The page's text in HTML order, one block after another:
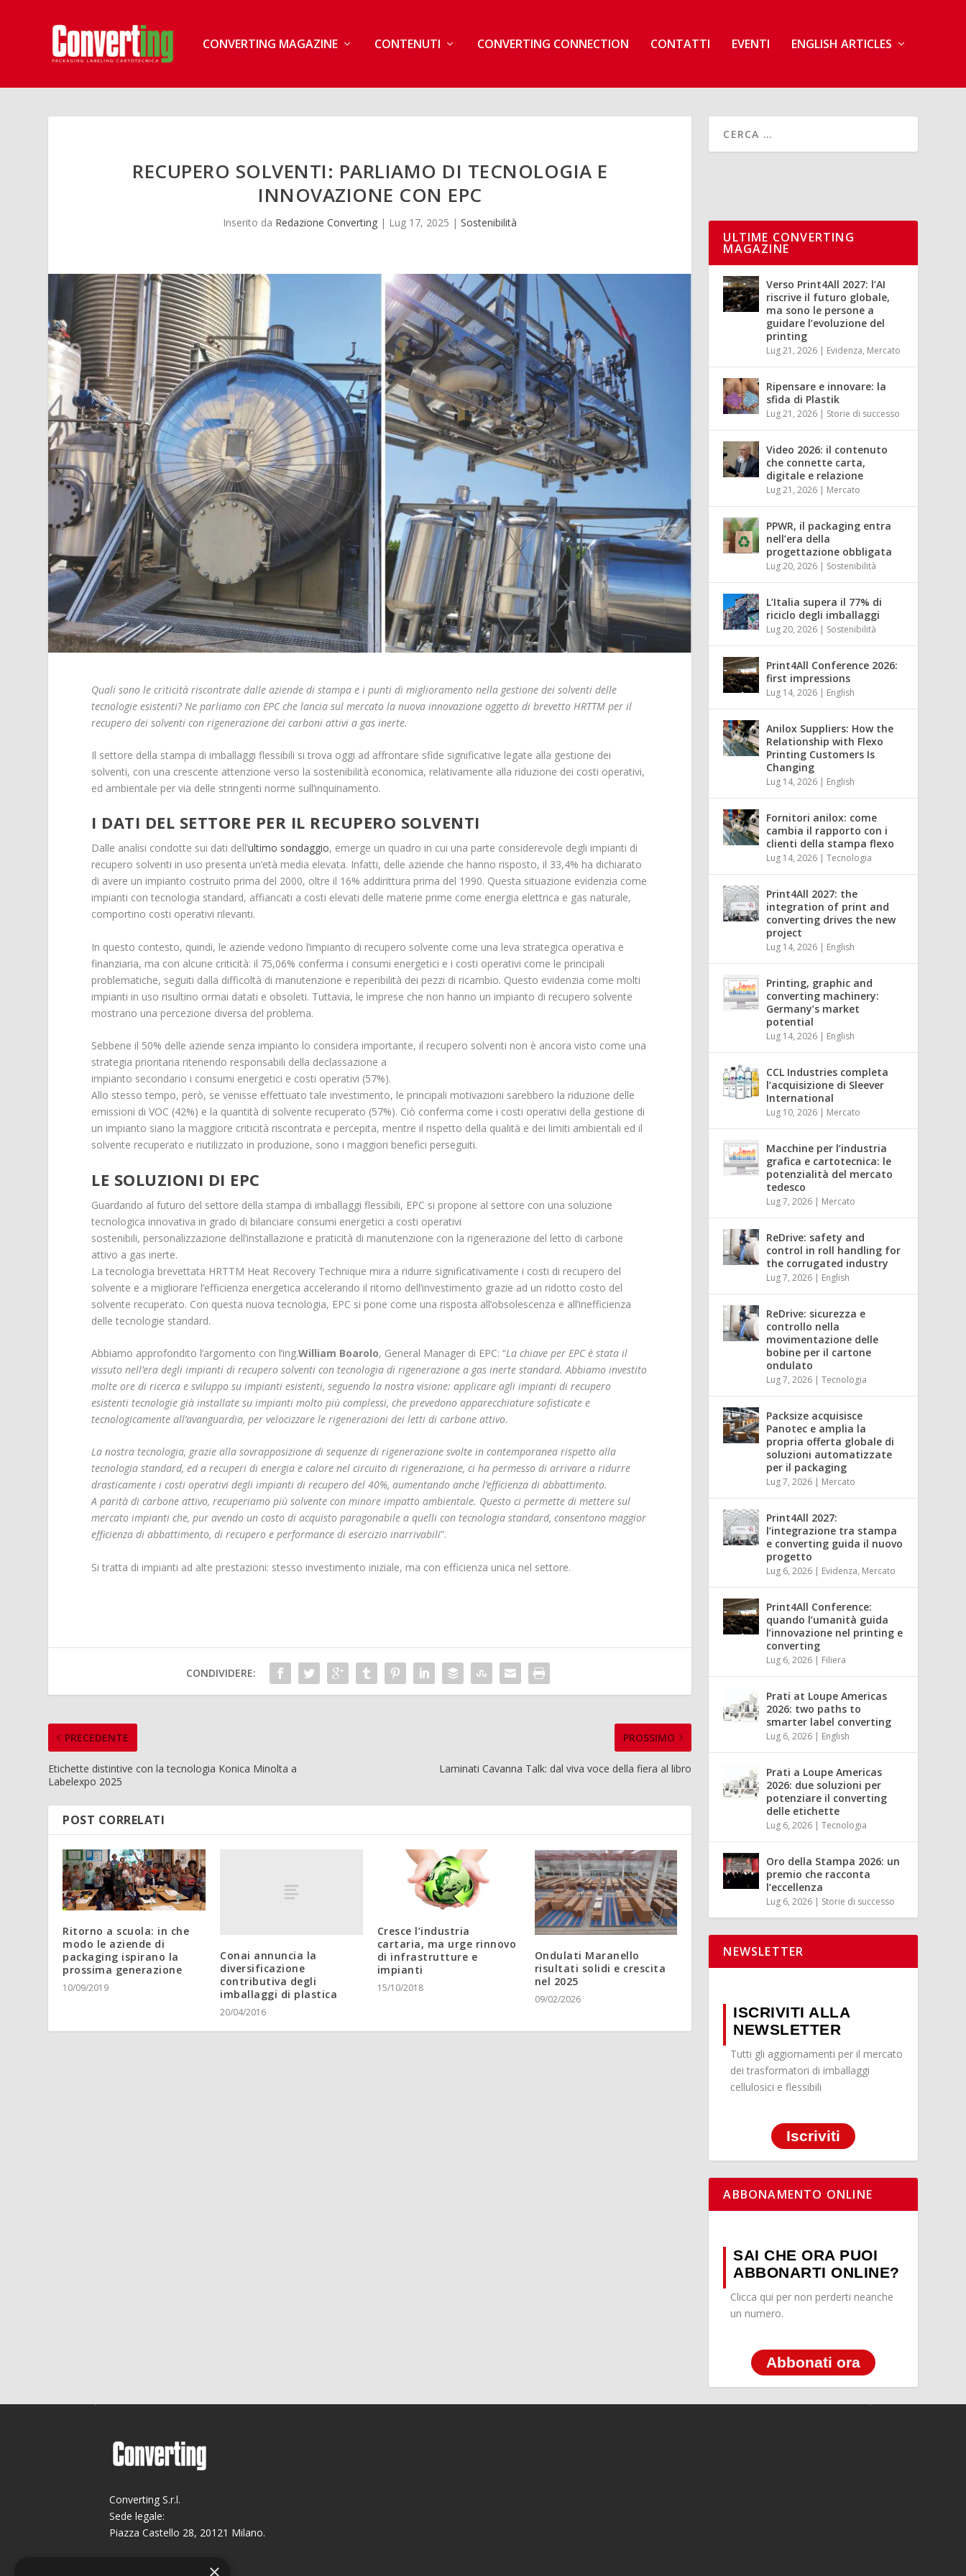
CONVERTING MAGAZINE CONTENUTI CONVERTING CONNECTION CONTATTI EVENTI ENGLISH ARTICLES
RECUPERO SOLVENTI: PARLIAMO DI TECNOLOGIA E
INNOVAZIONE CON EPC
Inserito da Redazione Converting | Lug 17, 2025 |Sostenibilità
Quali sono le criticità riscontrate dalle aziende di stampa e i punti di miglioramentonella gestione dei solventi delle
tecnologie esistenti? Ne parliamo con EPC che lanciasul mercato la nuova innovazione oggetto di brevetto HRTTM per il
recupero deisolventi con rigenerazione dei carboni attivi a gas inerte.
Il settore della stampa di imballaggi flessibili si trova oggi ad affrontare sfide significative legate alla gestione dei
solventi, con una crescente attenzione verso la sostenibilità economica, relativamente alla riduzione dei costi operativi,
ed ambientale per via delle stringenti norme sull’inquinamento.
I DATI DEL SETTORE PER IL RECUPERO SOLVENTI
Dalle analisi condotte sui dati dell’ultimo sondaggio, emerge un quadro in cui una parte considerevole degli impianti di
recupero solventi in uso presenta un’età media elevata. Infatti, delle aziende che hanno risposto, il 33,4% ha dichiarato
di avere un impianto costruito prima del 2000, oltre il 16% addirittura prima del 1990. Questa situazione evidenzia come
impianti con tecnologia standard, affiancati a costi elevati delle materie prime come energia elettrica e gas naturale,
comportino costi operativi rilevanti.
In questo contesto, quindi, le aziende vedono l’impianto di recupero solvente come una leva strategica operativa e
finanziaria, ma con alcune criticità: il 75,06% conferma i consumi energetici e i costi operativi come le principali
problematiche, seguiti dalla difficoltà di manutenzione e reperibilità dei pezzi di ricambio. Questo evidenzia come molti
impianti in uso risultino ormai datati e obsoleti. Tuttavia, le imprese che non hanno un impianto di recupero solvente
mostrano una percezione diversa del problema.
Sebbene il 50% delle aziende senza impianto lo considera importante, il recupero solventi non è ancora visto come una
strategia prioritaria ritenendo responsabili della declassazione a
impianto secondario i consumi energetici e costi operativi (57%).
Allo stesso tempo, però, se venisse effettuato tale investimento, le principali motivazioni sarebbero la riduzione delle
emissioni di VOC (42%) e la quantità di solvente recuperato (57%). Ciò conferma come i costi operativi della gestione di
un impianto siano la maggiore criticità riscontrata e percepita, mentre il rispetto della qualità e dei limiti ambientali ed il
solvente recuperato e riutilizzato in produzione, sono i maggiori benefici perseguiti.
LE SOLUZIONI DI EPC
Guardando al futuro del settore della stampa di imballaggi flessibili, EPC si propone al settore con una soluzione
tecnologica innovativa in grado di bilanciare consumi energetici a costi operativi
sostenibili, personalizzazione dell’installazione e praticità di manutenzione con la rigenerazione del letto di carbone
attivo a gas inerte.
La tecnologia brevettata HRTTM Heat Recovery Technique mira a ridurre significativamente i costi di recupero del
solvente e a migliorare l’efficienza energetica accelerando il ritorno dell’investimento grazie ad un ridotto costo del
solvente recuperato. Con questa nuova tecnologia, EPC si pone come una risposta all’obsolescenza e all’inefficienza
delle tecnologie standard.
Abbiamo approfondito l’argomento con l’ing.William Boarolo, General Manager di EPC: “La chiave per EPC è stata il
vissuto nell’era degli impianti di recupero solventi con tecnologia di rigenerazione a gas inerte standard. Abbiamo investito
molte ore di ricerca e sviluppo su impianti esistenti, seguendo la nostra visione: applicare agli impianti di recupero
esistenti tecnologie già installate su impianti molto più complessi, che prevedono apparecchiature sofisticate e
tecnologicamente all’avanguardia, per velocizzare le rigenerazioni dei letti di carbone attivo.
La nostra tecnologia, grazie alla sovrapposizione di sequenze di rigenerazione svolte in contemporanea rispetto alla
tecnologia standard, ed a recuperi di energia e calore nel circuito di rigenerazione, ci ha permesso di arrivare a ridurre
drasticamente i costi operativi degli impianti di recupero del 40%, aumentando anche l’efficienza di abbattimento.
A parità di carbone attivo, recuperiamo più solvente con minore impatto ambientale. Questo ci permette di mettere sul
mercato impianti che, pur avendo un costo di acquisto paragonabile a quelli con tecnologia standard, consentono maggior
efficienza di abbattimento, di recupero e performance di esercizio inarrivabili”.
Si tratta di impianti ad alte prestazioni: stesso investimento iniziale, ma con efficienza unica nel settore.
CONDIVIDERE:
PRECEDENTE
Etichette distintive con la tecnologia Konica Minolta a
Labelexpo 2025
PROSSIMO
Laminati Cavanna Talk: dal viva voce della fiera al libro
POST CORRELATI
Ritorno a scuola: in che
modo le aziende di
packaging ispirano la
prossima generazione
10/09/2019
Conai annuncia la
diversificazione
contributiva degli
imballaggi di plastica
20/04/2016
Cresce l’industria
cartaria, ma urge rinnovo
di infrastrutture e
impianti
15/10/2018
Ondulati Maranello
risultati solidi e crescita
nel 2025
09/02/2026
ULTIME CONVERTING
MAGAZINE
Verso Print4All 2027: l’AI
riscrive il futuro globale,
ma sono le persone a
guidare l’evoluzione del
printing
Lug 21, 2026 | Evidenza, Mercato
Ripensare e innovare: la
sfida di Plastik
Lug 21, 2026 | Storie di successo
Video 2026: il contenuto
che connette carta,
digitale e relazione
Lug 21, 2026 | Mercato
PPWR, il packaging entra
nell’era della
progettazione obbligata
Lug 20, 2026 | Sostenibilità
L’Italia supera il 77% di
riciclo degli imballaggi
Lug 20, 2026 | Sostenibilità
Print4All Conference 2026:
first impressions
Lug 14, 2026 | English
Anilox Suppliers: How the
Relationship with Flexo
Printing Customers Is
Changing
Lug 14, 2026 | English
Fornitori anilox: come
cambia il rapporto con i
clienti della stampa flexo
Lug 14, 2026 |Tecnologia
Print4All 2027: the
integration of print and
converting drives the new
project
Lug 14, 2026 | English
Printing, graphic and
converting machinery:
Germany’s market
potential
Lug 14, 2026 | English
CCL Industries completa
l’acquisizione di Sleever
International
Lug 10, 2026 | Mercato
Macchine per l’industria
grafica e cartotecnica: le
potenzialità del mercato
tedesco
Lug 7, 2026 | Mercato
ReDrive: safety and
control in roll handling for
the corrugated industry
Lug 7, 2026 | English
ReDrive: sicurezza e
controllo nella
movimentazione delle
bobine per il cartone
ondulato
Lug 7, 2026 |Tecnologia
Packsize acquisisce
Panotec e amplia la
propria offerta globale di
soluzioni automatizzate
per il packaging
Lug 7, 2026 | Mercato
Print4All 2027:
l’integrazione tra stampa
e converting guida il nuovo
progetto
Lug 6, 2026 | Evidenza, Mercato
Print4All Conference:
quando l’umanità guida
l’innovazione nel printing e
converting
Lug 6, 2026 | Filiera
Prati at Loupe Americas
2026: two paths to
smarter label converting
Lug 6, 2026 | English
Prati a Loupe Americas
2026: due soluzioni per
potenziare il converting
delle etichette
Lug 6, 2026 |Tecnologia
Oro della Stampa 2026: un
premio che racconta
l’eccellenza
Lug 6, 2026 | Storie di successo
NEWSLETTER
ISCRIVITI ALLA
NEWSLETTER
Tutti gli aggiornamenti per il mercato
dei trasformatori di imballaggi
cellulosici e flessibili
Iscriviti
ABBONAMENTO ONLINE
SAI CHE ORA PUOI
ABBONARTI ONLINE?
Clicca qui per non perderti neanche
un numero.
Abbonati ora
Converting S.r.l.
Sede legale:
Piazza Castello 28, 20121 Milano.